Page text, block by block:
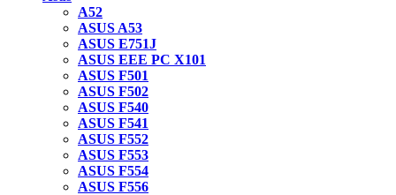
A52
ASUS A53
ASUS E751J
ASUS EEE PC X101
ASUS F501
ASUS F502
ASUS F540
ASUS F541
ASUS F552
ASUS F553
ASUS F554
ASUS F556